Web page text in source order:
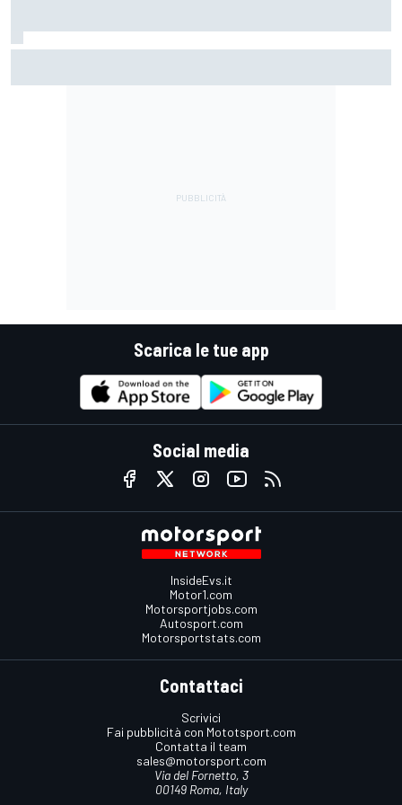
Scarica le tue app
Social media
InsideEvs.it
Motor1.com
Motorsportjobs.com
Autosport.com
Motorsportstats.com
Contattaci
Scrivici
Fai pubblicità con Mototsport.com
Contatta il team
sales@motorsport.com
Via del Fornetto, 3
00149 Roma, Italy